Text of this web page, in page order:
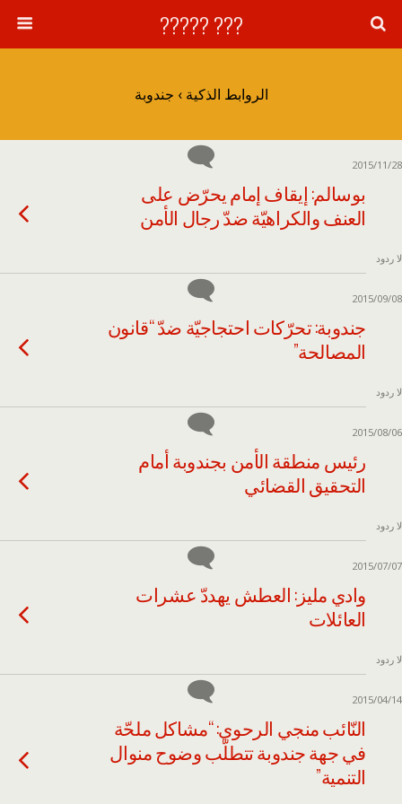
??? ?????
الروابط الذكية › جندوبة
2015/11/28
بوسالم: إيقاف إمام يحرّض على
العنف والكراهيّة ضدّ رجال الأمن
لا ردود
2015/09/08
جندوبة: تحرّكات احتجاجيّة ضدّ “قانون
المصالحة”
لا ردود
2015/08/06
رئيس منطقة الأمن بجندوبة أمام
التحقيق القضائي
لا ردود
2015/07/07
وادي مليز: العطش يهددّ عشرات
العائلات
لا ردود
2015/04/14
النّائب منجي الرحوي: “مشاكل ملحّة
في جهة جندوبة تتطلّب وضوح منوال
التنمية”